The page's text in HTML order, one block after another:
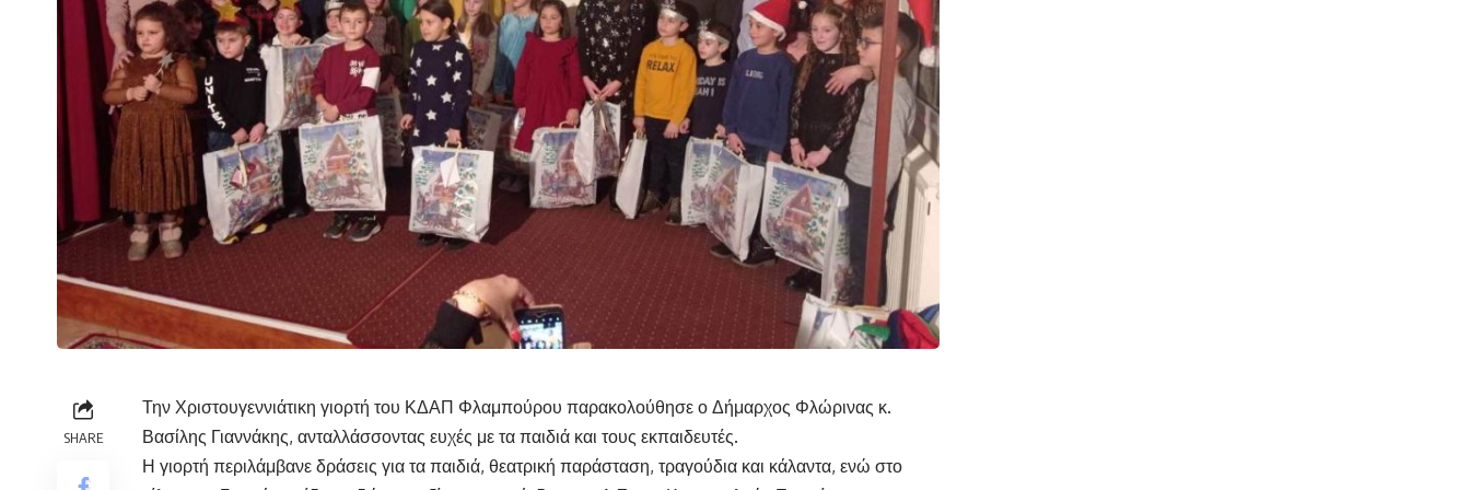
SHARE
Την Χριστουγεννιάτικη γιορτή του ΚΔΑΠ Φλαμπούρου παρακολούθησε ο Δήμαρχος Φλώρινας κ.
Βασίλης Γιαννάκης, ανταλλάσσοντας ευχές με τα παιδιά και τους εκπαιδευτές.
Η γιορτή περιλάμβανε δράσεις για τα παιδιά, θεατρική παράσταση, τραγούδια και κάλαντα, ενώ στο